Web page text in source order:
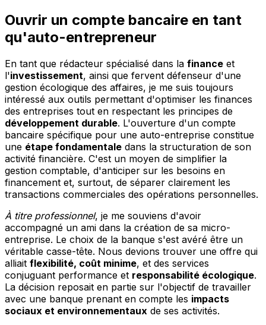
Ouvrir un compte bancaire en tant
qu'auto-entrepreneur
En tant que rédacteur spécialisé dans la finance et
l'investissement, ainsi que fervent défenseur d'une
gestion écologique des affaires, je me suis toujours
intéressé aux outils permettant d'optimiser les finances
des entreprises tout en respectant les principes de
développement durable. L'ouverture d'un compte
bancaire spécifique pour une auto-entreprise constitue
une étape fondamentale dans la structuration de son
activité financière. C'est un moyen de simplifier la
gestion comptable, d'anticiper sur les besoins en
financement et, surtout, de séparer clairement les
transactions commerciales des opérations personnelles.
À titre professionnel, je me souviens d'avoir
accompagné un ami dans la création de sa micro-
entreprise. Le choix de la banque s'est avéré être un
véritable casse-tête. Nous devions trouver une offre qui
alliait flexibilité, coût minime, et des services
conjuguant performance et responsabilité écologique.
La décision reposait en partie sur l'objectif de travailler
avec une banque prenant en compte les impacts
sociaux et environnementaux de ses activités.